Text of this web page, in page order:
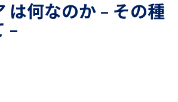
は何なのか – その種
–